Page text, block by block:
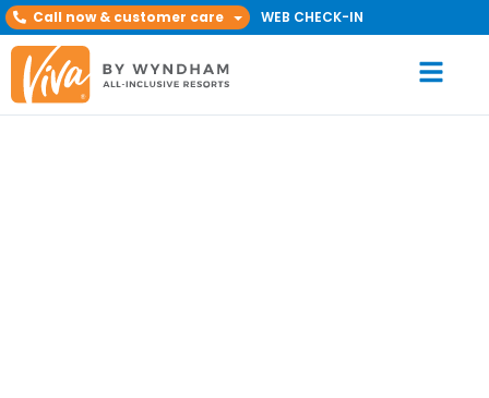
Call now & customer care WEB CHECK-IN